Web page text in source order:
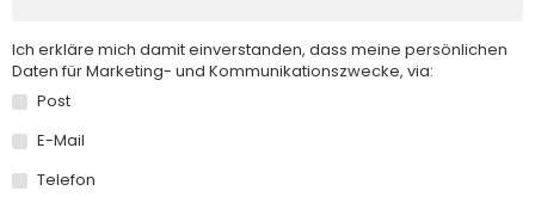
Ich erkläre mich damit einverstanden, dass meine persönlichen
Daten für Marketing- und Kommunikationszwecke, via:
Post
E-Mail
Telefon